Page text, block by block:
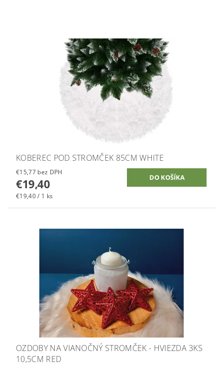
KOBEREC POD STROMČEK 85CM WHITE
€15,77 bez DPH
€19,40
€19,40 / 1 ks
OZDOBY NA VIANOČNÝ STROMČEK - HVIEZDA 3KS
10,5CM RED